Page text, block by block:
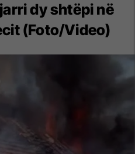
dy shtëpi në
(Foto/Video)